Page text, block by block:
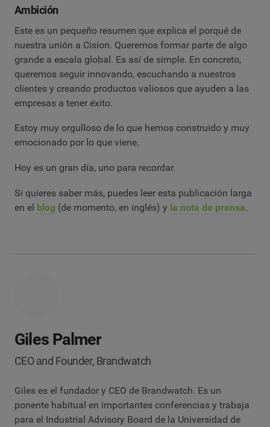
Ambición
Este es un pequeño resumen que explica el porqué de
nuestra unión a Cision. Queremos formar parte de algo
grande a escala global. Es así de simple. En concreto,
queremos seguir innovando, escuchando a nuestros
clientes y creando productos valiosos que ayuden a las
empresas a tener éxito.
Estoy muy orgulloso de lo que hemos construido y muy
emocionado por lo que viene.
Hoy es un gran día, uno para recordar.
Si quieres saber más, puedes leer esta publicación larga
en el blog (de momento, en inglés) y la nota de prensa.
Giles Palmer
CEO and Founder, Brandwatch
Giles es el fundador y CEO de Brandwatch. Es un
ponente habitual en importantes conferencias y trabaja
para el Industrial Advisory Board de la Universidad de